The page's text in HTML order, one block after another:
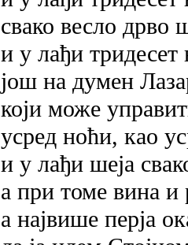
свако весло
и у лађи тридесет
још на думен
који може
усред ноћи, као
и у лађи шеја
a при томе вина и
a највише перја